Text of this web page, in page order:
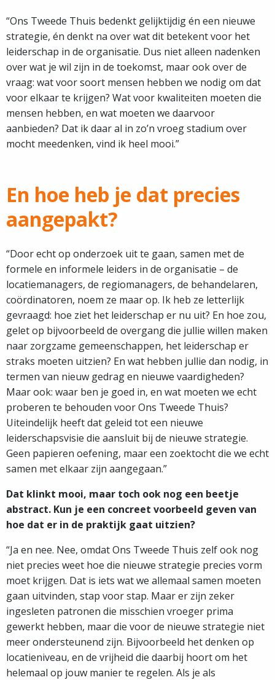
“Ons Tweede Thuis bedenkt gelijktijdig én een nieuwe
strategie, én denkt na over wat dit betekent voor het
leiderschap in de organisatie. Dus niet alleen nadenken
over wat je wil zijn in de toekomst, maar ook over de
vraag: wat voor soort mensen hebben we nodig om dat
voor elkaar te krijgen? Wat voor kwaliteiten moeten die
mensen hebben, en wat moeten we daarvoor
aanbieden? Dat ik daar al in zo’n vroeg stadium over
mocht meedenken, vind ik heel mooi.”
En hoe heb je dat precies
aangepakt?
“Door echt op onderzoek uit te gaan, samen met de
formele en informele leiders in de organisatie – de
locatiemanagers, de regiomanagers, de behandelaren,
coördinatoren, noem ze maar op. Ik heb ze letterlijk
gevraagd: hoe ziet het leiderschap er nu uit? En hoe zou,
gelet op bijvoorbeeld de overgang die jullie willen maken
naar zorgzame gemeenschappen, het leiderschap er
straks moeten uitzien? En wat hebben jullie dan nodig, in
termen van nieuw gedrag en nieuwe vaardigheden?
Maar ook: waar ben je goed in, en wat moeten we echt
proberen te behouden voor Ons Tweede Thuis?
Uiteindelijk heeft dat geleid tot een nieuwe
leiderschapsvisie die aansluit bij de nieuwe strategie.
Geen papieren oefening, maar een zoektocht die we echt
samen met elkaar zijn aangegaan.”
Dat klinkt mooi, maar toch ook nog een beetje
abstract. Kun je een concreet voorbeeld geven van
hoe dat er in de praktijk gaat uitzien?
“Ja en nee. Nee, omdat Ons Tweede Thuis zelf ook nog
niet precies weet hoe die nieuwe strategie precies vorm
moet krijgen. Dat is iets wat we allemaal samen moeten
gaan uitvinden, stap voor stap. Maar er zijn zeker
ingesleten patronen die misschien vroeger prima
gewerkt hebben, maar die voor de nieuwe strategie niet
meer ondersteunend zijn. Bijvoorbeeld het denken op
locatieniveau, en de vrijheid die daarbij hoort om het
helemaal op jouw manier te regelen. Als je als